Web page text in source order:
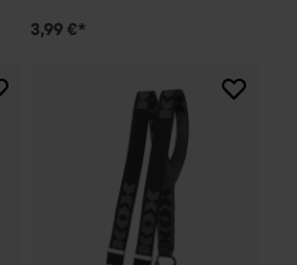
3,99 €*